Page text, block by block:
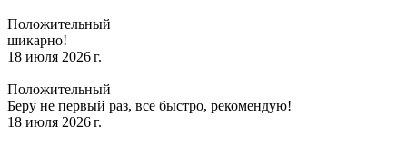
Положительный
шикарно!
18 июля 2026 г.
Положительный
Беру не первый раз, все быстро, рекомендую!
18 июля 2026 г.